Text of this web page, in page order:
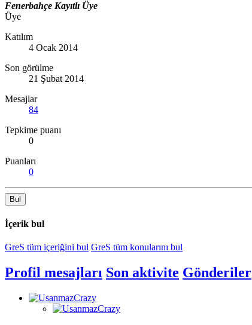
Fenerbahçe Kayıtlı Üye
Üye
Katılım
4 Ocak 2014
Son görülme
21 Şubat 2014
Mesajlar
84
Tepkime puanı
0
Puanları
0
Bul
İçerik bul
GreS tüm içeriğini bul GreS tüm konularını bul
Profil mesajları Son aktivite Gönderiler